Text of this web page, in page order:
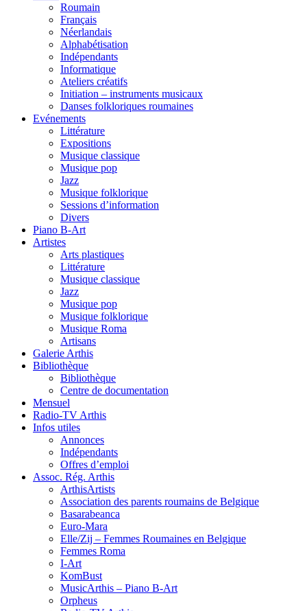
Roumain
Français
Néerlandais
Alphabétisation
Indépendants
Informatique
Ateliers créatifs
Initiation – instruments musicaux
Danses folkloriques roumaines
Evénements
Littérature
Expositions
Musique classique
Musique pop
Jazz
Musique folklorique
Sessions d’information
Divers
Piano B-Art
Artistes
Arts plastiques
Littérature
Musique classique
Jazz
Musique pop
Musique folklorique
Musique Roma
Artisans
Galerie Arthis
Bibliothèque
Bibliothèque
Centre de documentation
Mensuel
Radio-TV Arthis
Infos utiles
Annonces
Indépendants
Offres d’emploi
Assoc. Rég. Arthis
ArthisArtists
Association des parents roumains de Belgique
Basarabeanca
Euro-Mara
Elle/Zij – Femmes Roumaines en Belgique
Femmes Roma
I-Art
KomBust
MusicArthis – Piano B-Art
Orpheus